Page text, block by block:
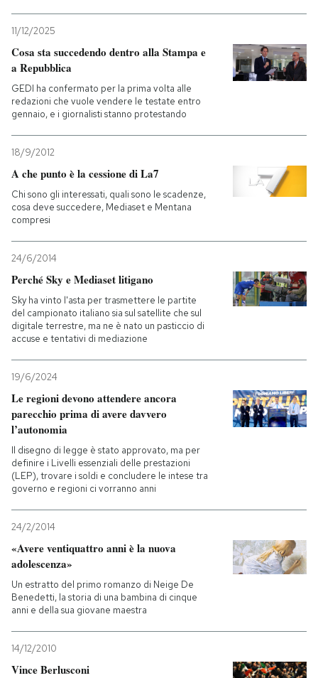
AREA PERSONALE
Entra
11/12/2025
Cosa sta succedendo dentro alla Stampa e
a Repubblica
GEDI ha confermato per la prima volta alle
redazioni che vuole vendere le testate entro
gennaio, e i giornalisti stanno protestando
18/9/2012
A che punto è la cessione di La7
Chi sono gli interessati, quali sono le scadenze,
cosa deve succedere, Mediaset e Mentana
compresi
24/6/2014
Perché Sky e Mediaset litigano
Sky ha vinto l'asta per trasmettere le partite
del campionato italiano sia sul satellite che sul
digitale terrestre, ma ne è nato un pasticcio di
accuse e tentativi di mediazione
19/6/2024
Le regioni devono attendere ancora
parecchio prima di avere davvero
l’autonomia
Il disegno di legge è stato approvato, ma per
definire i Livelli essenziali delle prestazioni
(LEP), trovare i soldi e concludere le intese tra
governo e regioni ci vorranno anni
24/2/2014
«Avere ventiquattro anni è la nuova
adolescenza»
Un estratto del primo romanzo di Neige De
Benedetti, la storia di una bambina di cinque
anni e della sua giovane maestra
14/12/2010
Vince Berlusconi